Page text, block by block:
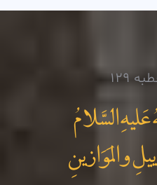
129
السَّلامُ
و المَوَازينِ